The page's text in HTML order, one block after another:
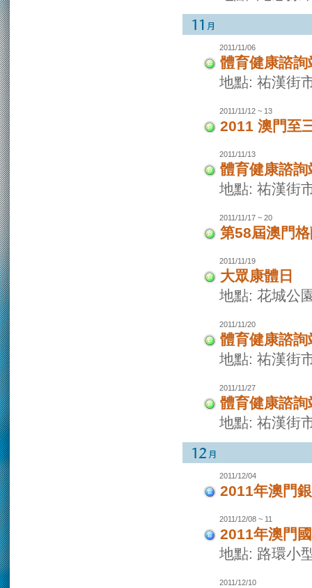
2011/11/06
體育健康諮詢
地點: 祐漢街
2011/11/12 ~ 13
2011 澳門至
2011/11/13
體育健康諮詢
地點: 祐漢街
2011/11/17 ~ 20
第58屆澳門
2011/11/19
大眾康體日
地點: 花城公
2011/11/20
體育健康諮詢
地點: 祐漢街
2011/11/27
體育健康諮詢
地點: 祐漢街
2011/12/04
2011年澳門
2011/12/08 ~ 11
2011年澳門
地點: 路環小
2011/12/10